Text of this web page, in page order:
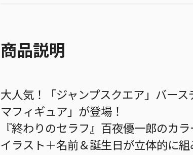
商品説明
大人気！「ジャンプスクエア」バー
マフィギュア」が登場！
『終わりのセラフ』百夜優一郎のカ
イラスト＋名前＆誕生日が立体的に